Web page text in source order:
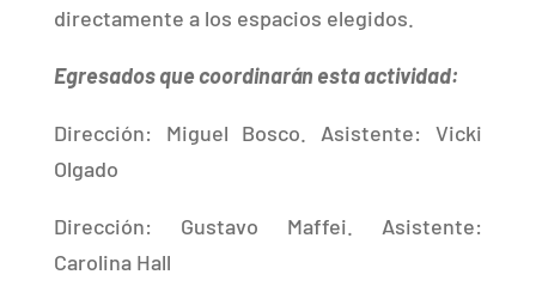
directamente a los espacios elegidos.
Egresados que coordinarán esta actividad:
Dirección: Miguel Bosco. Asistente: Vicki
Olgado
Dirección: Gustavo Maffei. Asistente:
Carolina Hall